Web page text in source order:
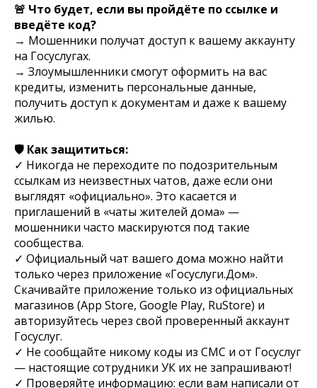
🚨 Что будет, если вы пройдёте по ссылке и
введёте код?
→ Мошенники получат доступ к вашему аккаунту
на Госуслугах.
→ Злоумышленники смогут оформить на вас
кредиты, изменить персональные данные,
получить доступ к документам и даже к вашему
жилью.
🛡️ Как защититься:
✓ Никогда не переходите по подозрительным
ссылкам из неизвестных чатов, даже если они
выглядят «официально». Это касается и
приглашений в «чаты жителей дома» —
мошенники часто маскируются под такие
сообщества.
✓ Официальный чат вашего дома можно найти
только через приложение «Госуслуги.Дом».
Скачивайте приложение только из официальных
магазинов (App Store, Google Play, RuStore) и
авторизуйтесь через свой проверенный аккаунт
Госуслуг.
✓ Не сообщайте никому коды из СМС и от Госуслуг
— настоящие сотрудники УК их не запрашивают!
✓ Проверяйте информацию: если вам написали от